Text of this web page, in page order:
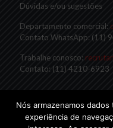
Dúvidas e/ou sugestões
Departamento comercial:
Contato WhatsApp: (11)
Trabalhe conosco:
Contato: (11) 4210-6923
Nós armazenamos
experiência de